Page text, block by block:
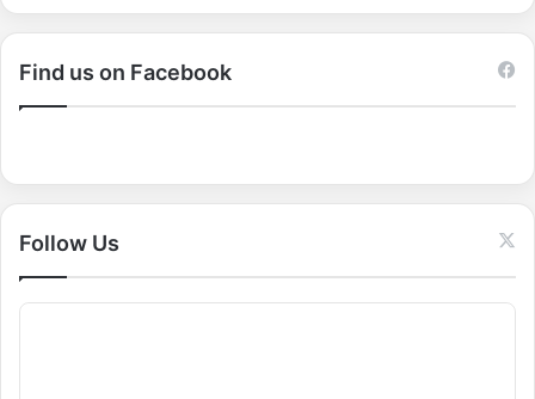
a
r
r
:
Find us on Facebook
Follow Us